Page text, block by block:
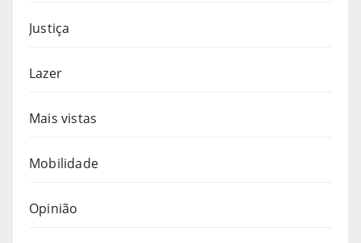
Justiça
Lazer
Mais vistas
Mobilidade
Opinião